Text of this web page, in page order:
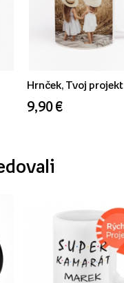
Hrnček, Tvoj projekt
9,90 €